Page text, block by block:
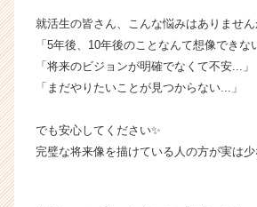
ー・
成
企
業
ら
ス
就活生の皆さん、こんな悩みはありません
「5年後、10年後のことなんて想像できな
「将来のビジョンが明確でなくて不安...」
「まだやりたいことが見つからない...」
でも安心してください✨
完璧な将来像を描けている人の方が実は少